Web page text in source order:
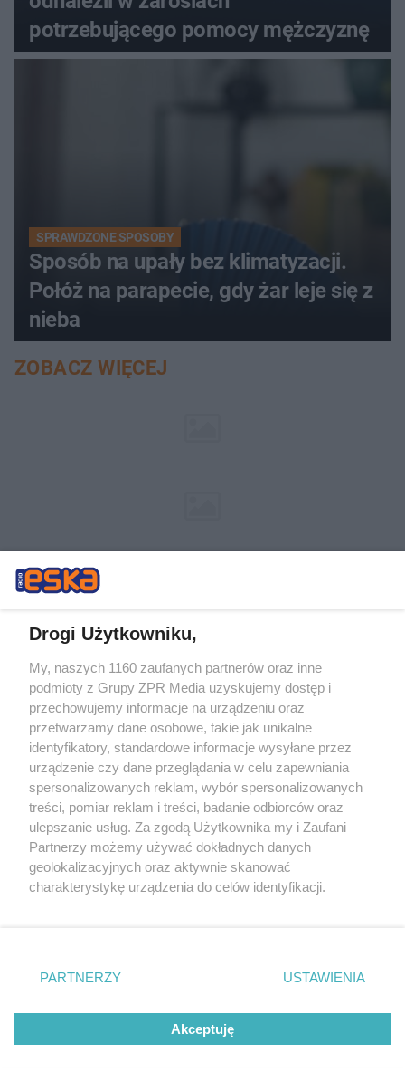
potrzebującego pomocy mężczyznę
SPRAWDZONE SPOSOBY
Sposób na upały bez klimatyzacji.
Połóż na parapecie, gdy żar leje się z
nieba
ZOBACZ WIĘCEJ
Żaden utwór zamieszczony w serwisie nie może być powielany i
wykorzystanie utworów w całości lub w części z naruszeniem prawa,
tzn. bez właściwej zgody, jest zabronione pod groźbą kary i może być
Drogi Użytkowniku,
My, naszych 1160 zaufanych partnerów oraz inne
podmioty z Grupy ZPR Media uzyskujemy dostęp i
przechowujemy informacje na urządzeniu oraz
przetwarzamy dane osobowe, takie jak unikalne
identyfikatory, standardowe informacje wysyłane przez
urządzenie czy dane przeglądania w celu zapewniania
spersonalizowanych reklam, wybór spersonalizowanych
treści, pomiar reklam i treści, badanie odbiorców oraz
ulepszanie usług. Za zgodą Użytkownika my i Zaufani
Partnerzy możemy używać dokładnych danych
geolokalizacyjnych oraz aktywnie skanować
charakterystykę urządzenia do celów identyfikacji.
zmienić/wycofać klikając przycisk ustawień prywatności
znajdujący się w lewym dolnym rogu strony
rodzaje przetwarzania danych nie wymagają zgody
użytkownika, ale masz prawo sprzeciwić się takiemu
przetwarzaniu. Preferencje będą miały zastosowanie tylko
PARTNERZY USTAWIENIA
Akceptuję